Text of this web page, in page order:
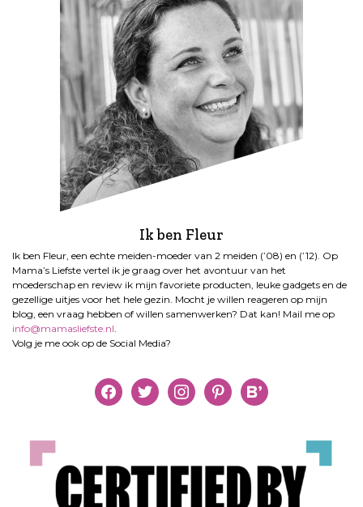
Ik ben Fleur
Ik ben Fleur, een echte meiden-moeder van 2 meiden (’08) en (’12). Op
Mama’s Liefste vertel ik je graag over het avontuur van het
moederschap en review ik mijn favoriete producten, leuke gadgets en de
gezellige uitjes voor het hele gezin. Mocht je willen reageren op mijn
blog, een vraag hebben of willen samenwerken? Dat kan! Mail me op
info@mamasliefste.nl.
Volg je me ook op de Social Media?
facebooktwitter instagrampinterestbloglovin